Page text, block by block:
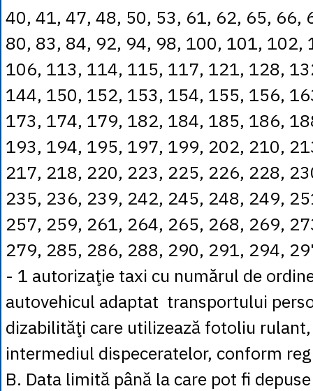
40, 41, 47, 48, 50, 53, 61, 62, 65, 66,
80, 83, 84, 92, 94, 98, 100, 101, 102,
106, 113, 114, 115, 117, 121, 128,
144, 150, 152, 153, 154, 155, 156,
173, 174, 179, 182, 184, 185, 186,
193, 194, 195, 197, 199, 202, 210,
217, 218, 220, 223, 225, 226, 228,
235, 236, 239, 242, 245, 248, 249,
257, 259, 261, 264, 265, 268, 269,
279, 285, 286, 288, 290, 291, 294,
- 1 autorizaţie taxi cu numărul de
autovehicul adaptat transportului
dizabilităţi care utilizează fotoliu
intermediul dispeceratelor, conform
B. Data limită până la care pot fi